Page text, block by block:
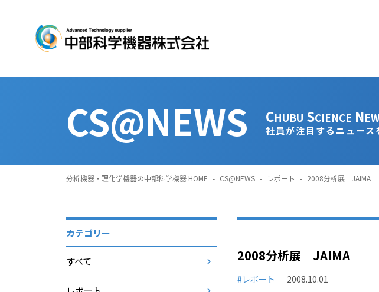
CS@NEWS CHUBU SCIENCE N
社員が注目するニュース
分析機器・理化学機器の中部科学機器 HOME - CS@NEWS - レポート - 2008分析展 JAIMA
2008分析展 JAIMA
#レポート 2008.10.01
カテゴリー
すべて